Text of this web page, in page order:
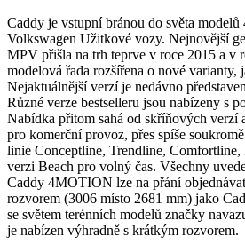
Caddy je vstupní bránou do světa
Volkswagen Užitkové vozy. Nejnovější
MPV přišla na trh teprve v roce 2015 a v
modelová řada rozšířena o nové varianty,
Nejaktuálnější verzí je nedávno
Různé verze bestselleru jsou nabízeny s
Nabídka přitom sahá od skříňových verzí
pro komerční provoz, přes spíše
linie Conceptline, Trendline,
verzi Beach pro volný čas. Všechny
Caddy 4MOTION lze na přání
rozvorem (3006 místo 2681 mm) jako
se světem terénních modelů značky
je nabízen výhradně s krátkým rozvorem.